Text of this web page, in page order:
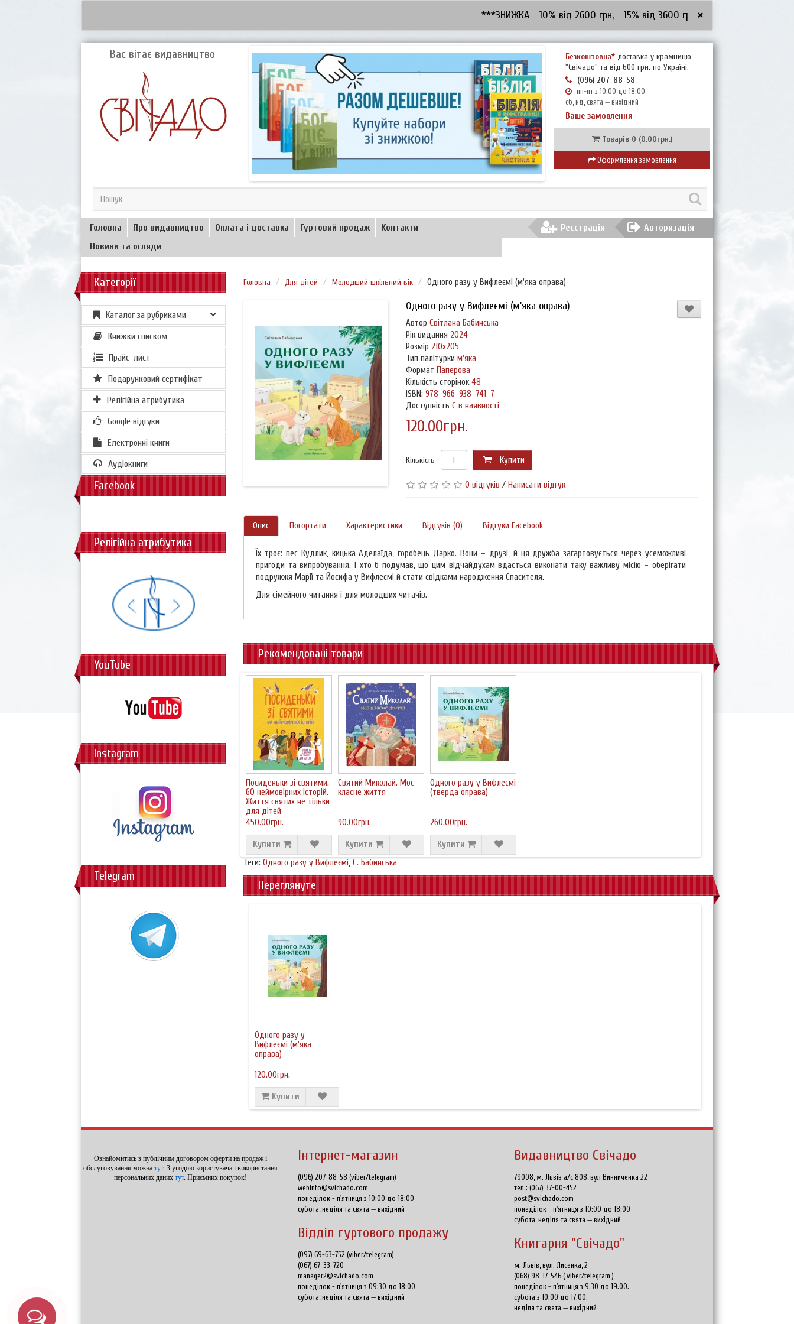
***ЗНИЖКА - 10% від 2600 грн, - 15% від 3600 грн, - 20% від 5000 грн
×
Вас вітає видавництво Безкоштовна* доставка у крамницю
"Свічадо" та від 600 грн. по Україні.
(096) 207-88-58
пн-пт з 10:00 до 18:00
сб, нд, свята — вихідний
Ваше замовлення
Товарів 0 (0.00грн.)
Оформлення замовлення
Головна Про видавництво Оплата і доставка Гуртовий продаж
Контакти
Новини та огляди
Реєстрація Авторизація
Категорії
Каталог за рубриками
Книжки списком
Прайс-лист
Подарунковий сертифікат
Релігійна атрибутика
Google відгуки
Електронні книги
Аудіокниги
Facebook
Релігійна атрибутика
YouTube
Instagram
Telegram
Головна Для дітей Молодший шкільний вік Одного разу у Вифлеємі (м'яка оправа)
Одного разу у Вифлеємі (м'яка оправа)
Автор Світлана Бабинська
Рік видання 2024
Розмір 210х205
Тип палітурки м'яка
Формат Паперова
Кількість сторінок 48
ISBN: 978-966-938-741-7
Доступність Є в наявності
120.00грн.
Кількість Купити
0 відгуків / Написати відгук
Опис Погортати Характеристики Відгуків (0) Відгуки Facebook
Їх троє: пес Кудлик, кицька Аделаїда, горобець Дарко. Вони – друзі, й ця дружба загартовується через усеможливі
пригоди та випробування. І хто б подумав, що цим відчайдухам вдасться виконати таку важливу місію – оберігати
подружжя Марії та Йосифа у Вифлеємі й стати свідками народження Спасителя.
Для сімейного читання і для молодших читачів.
Рекомендовані товари
Посиденьки зі святими.
60 неймовірних історій.
Життя святих не тільки
для дітей
450.00грн.
Купити
Святий Миколай. Моє
класне життя
90.00грн.
Купити
Одного разу у Вифлеємі
(тверда оправа)
260.00грн.
Купити
Теги: Одного разу у Вифлеємі, С. Бабинська
Переглянуте
Одного разу у
Вифлеємі (м'яка
оправа)
120.00грн.
Купити
Ознайомитись з публічним договором оферти на продаж і
обслуговування можна тут. З угодою користувача і використання
персональних даних тут. Приємних покупок!
Інтернет-магазин
(096) 207-88-58 (viber/telegram)
webinfo@svichado.com
понеділок - п'ятниця з 10:00 до 18:00
субота, неділя та свята — вихідний
Відділ гуртового продажу
(097) 69-63-752 (viber/telegram)
(067) 67-33-720
manager2@svichado.com
понеділок - п'ятниця з 09:30 до 18:00
субота, неділя та свята — вихідний
Видавництво Свічадо
79008, м. Львів а/с 808, вул Винниченка 22
тел.:(067) 37-00-452
post@svichado.com
понеділок - п'ятниця з 10:00 до 18:00
субота, неділя та свята — вихідний
Книгарня "Свічадо"
м. Львів, вул. Лисенка, 2
(068) 98-17-546( viber/telegram)
понеділок - п'ятниця з 9.30 до 19.00.
субота з 10.00 до 17.00.
неділя та свята — вихідний